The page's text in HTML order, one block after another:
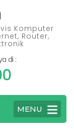
Komputer
Router,
di :
MENU